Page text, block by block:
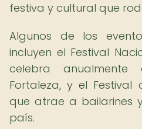
festiva y cultural que
Algunos de los
incluyen el Festival
celebra
Fortaleza, y el Festival
que atrae a bailarines
país.